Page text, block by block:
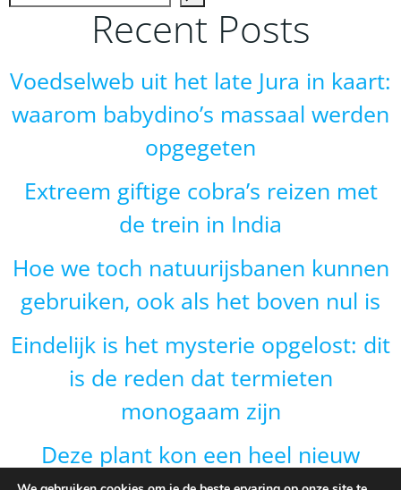
Recent Posts
Voedselweb uit het late Jura in kaart:
waarom babydino’s massaal werden
opgegeten
Extreem giftige cobra’s reizen met
de trein in India
Hoe we toch natuurijsbanen kunnen
gebruiken, ook als het boven nul is
Eindelijk is het mysterie opgelost: dit
is de reden dat termieten
monogaam zijn
Deze plant kon een heel nieuw